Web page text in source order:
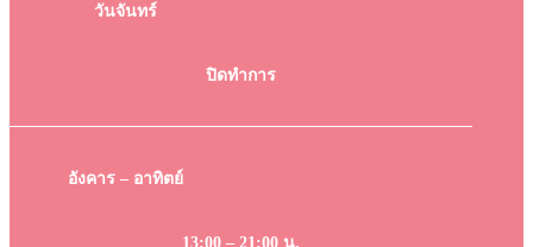
วันจันทร์
ปิดทำการ
อังคาร – อาทิตย์
13:00 – 21:00 น.